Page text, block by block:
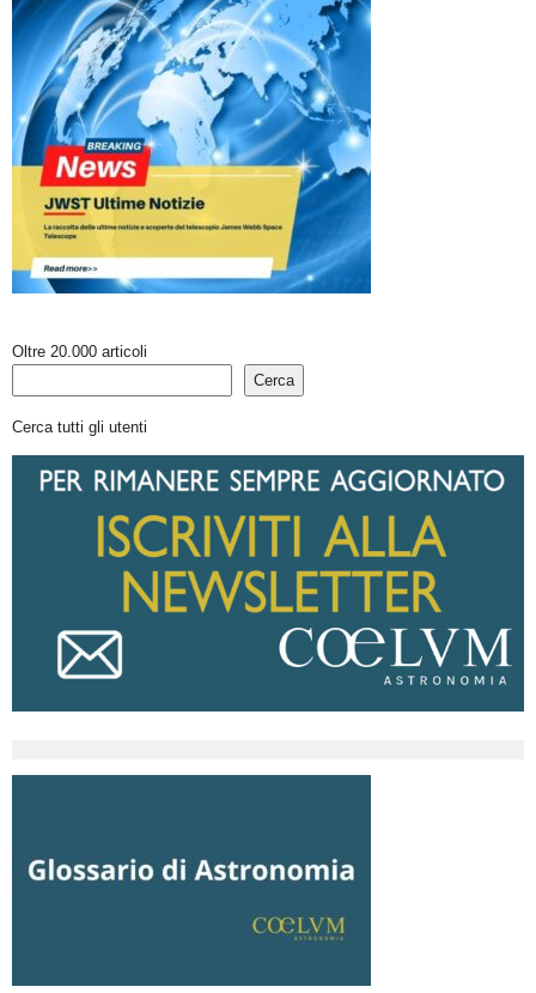
Oltre 20.000 articoli
Cerca
Cerca tutti gli utenti